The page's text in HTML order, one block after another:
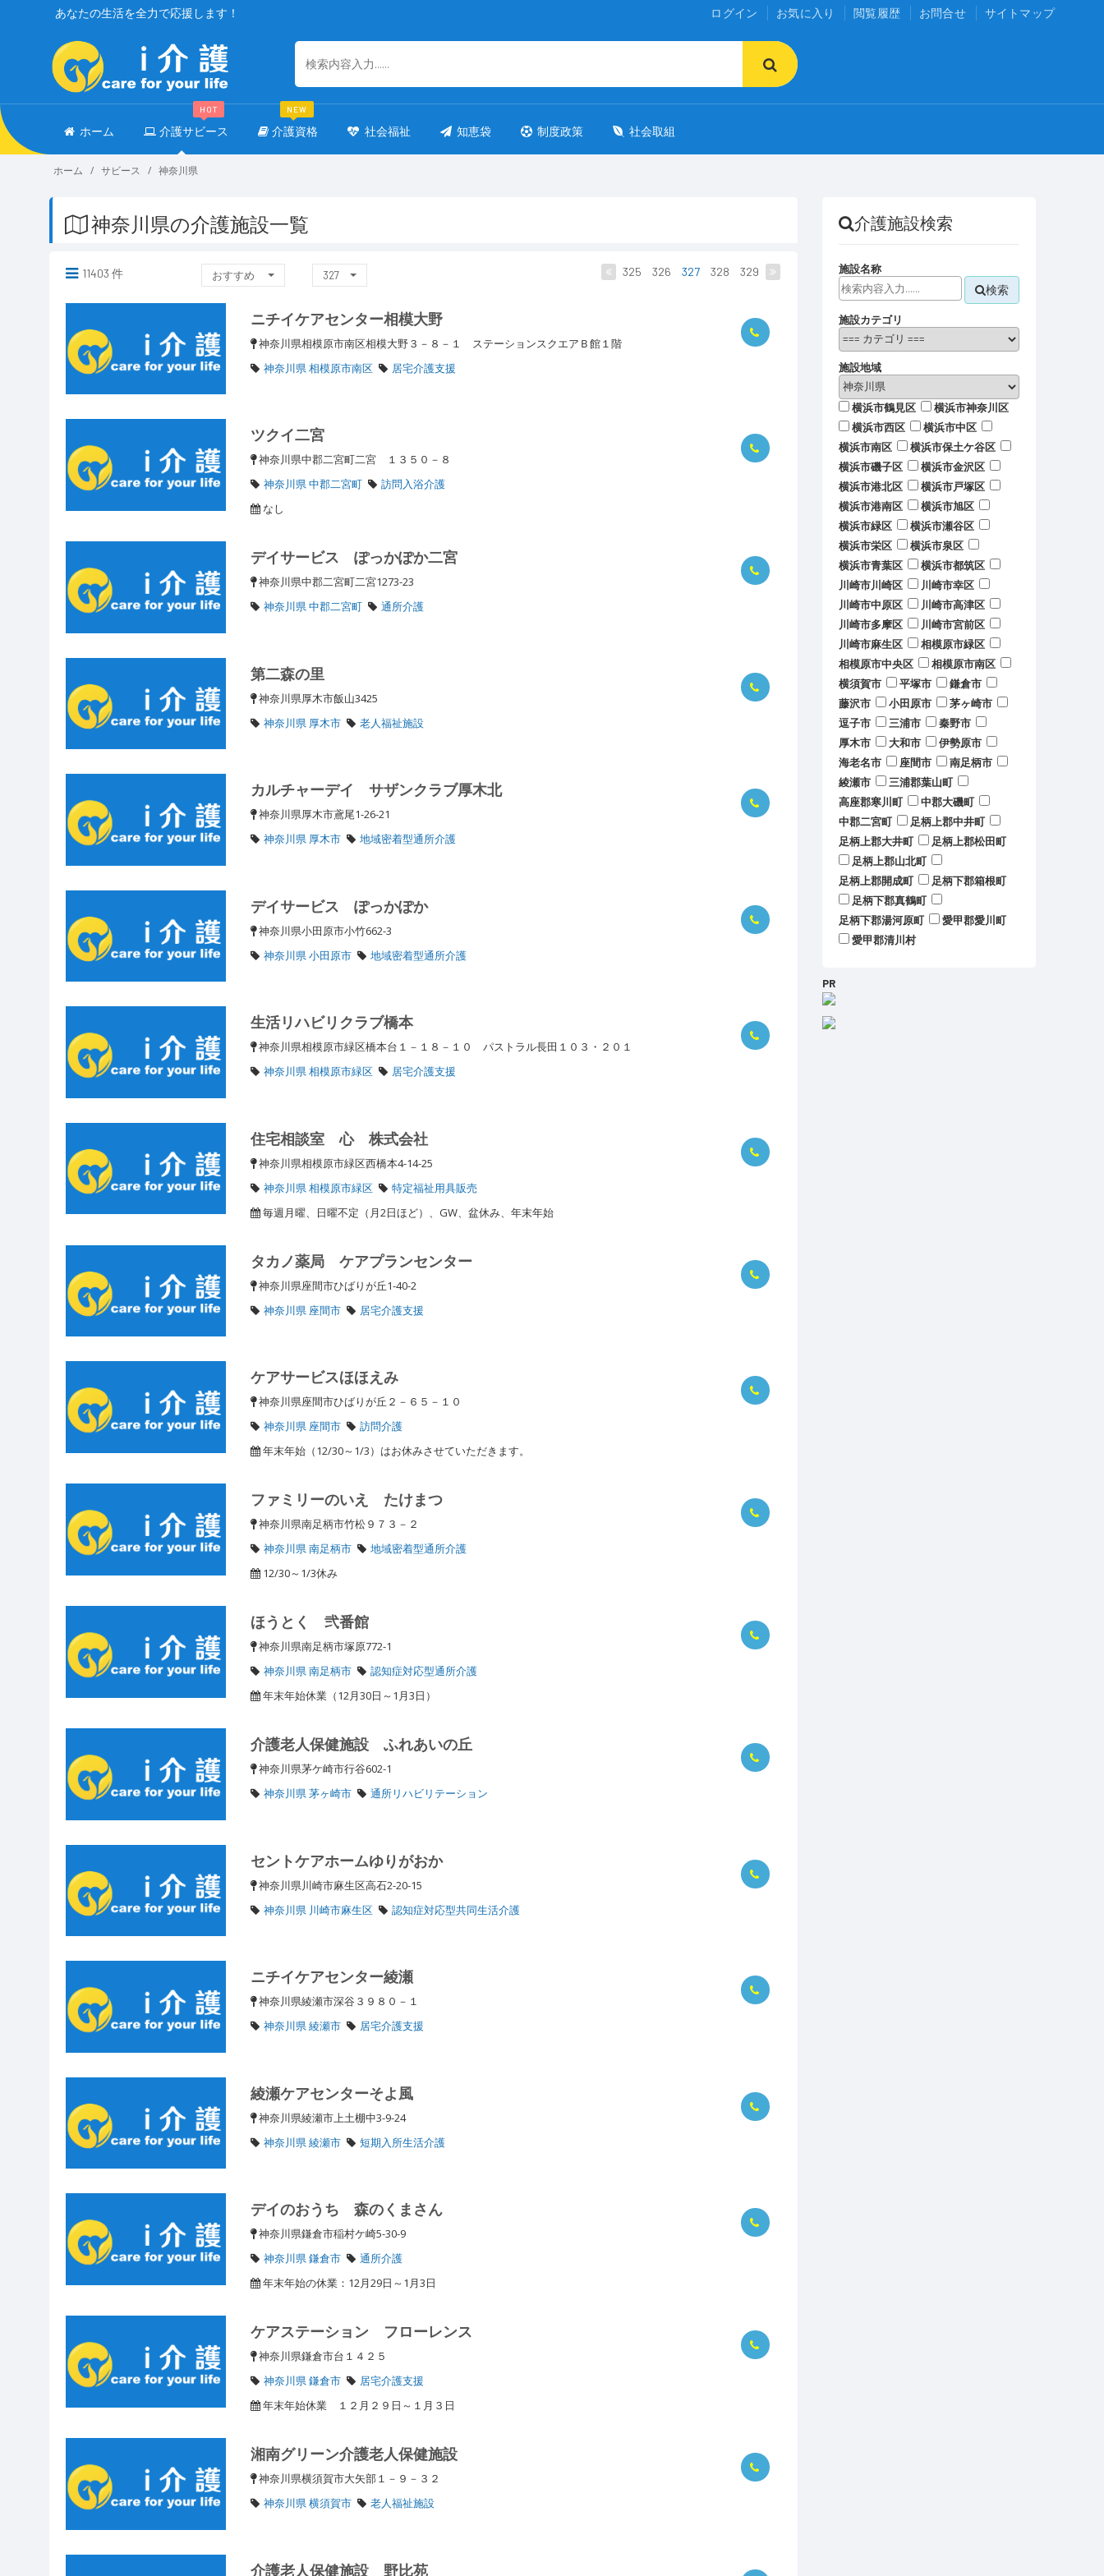
ログイン お気に入り 閲覧履歴 お問合せ サイトマップ
あなたの生活を全力で応援します！
ホーム 介護サビース
HOT
介護資格
NEW
社会福祉 知恵袋 制度政策 社会取組
ホーム サビース 神奈川県
神奈川県の介護施設一覧
11403 件 おすすめ 327 325 326 327 328 329
ニチイケアセンター相模大野
神奈川県相模原市南区相模大野３－８－１ ステーションスクエアＢ館１階
神奈川県 相模原市南区
居宅介護支援
ツクイ二宮
神奈川県中郡二宮町二宮 １３５０－８
神奈川県 中郡二宮町
訪問入浴介護
なし
デイサービス ぽっかぽか二宮
神奈川県中郡二宮町二宮1273-23
神奈川県 中郡二宮町
通所介護
第二森の里
神奈川県厚木市飯山3425
神奈川県 厚木市
老人福祉施設
カルチャーデイ サザンクラブ厚木北
神奈川県厚木市鳶尾1-26-21
神奈川県 厚木市
地域密着型通所介護
デイサービス ぽっかぽか
神奈川県小田原市小竹662-3
神奈川県 小田原市
地域密着型通所介護
生活リハビリクラブ橋本
神奈川県相模原市緑区橋本台１－１８－１０ パストラル長田１０３・２０１
神奈川県 相模原市緑区
居宅介護支援
住宅相談室 心 株式会社
神奈川県相模原市緑区西橋本4-14-25
神奈川県 相模原市緑区
特定福祉用具販売
毎週月曜、日曜不定（月2日ほど）、GW、盆休み、年末年始
タカノ薬局 ケアプランセンター
神奈川県座間市ひばりが丘1-40-2
神奈川県 座間市
居宅介護支援
ケアサービスほほえみ
神奈川県座間市ひばりが丘２－６５－１０
神奈川県 座間市
訪問介護
年末年始（12/30～1/3）はお休みさせていただきます。
ファミリーのいえ たけまつ
神奈川県南足柄市竹松９７３－２
神奈川県 南足柄市
地域密着型通所介護
12/30～1/3休み
ほうとく 弐番館
神奈川県南足柄市塚原772-1
神奈川県 南足柄市
認知症対応型通所介護
年末年始休業（12月30日～1月3日）
介護老人保健施設 ふれあいの丘
神奈川県茅ケ崎市行谷602-1
神奈川県 茅ヶ崎市
通所リハビリテーション
セントケアホームゆりがおか
神奈川県川崎市麻生区高石2-20-15
神奈川県 川崎市麻生区
認知症対応型共同生活介護
ニチイケアセンター綾瀬
神奈川県綾瀬市深谷３９８０－１
神奈川県 綾瀬市
居宅介護支援
綾瀬ケアセンターそよ風
神奈川県綾瀬市上土棚中3-9-24
神奈川県 綾瀬市
短期入所生活介護
デイのおうち 森のくまさん
神奈川県鎌倉市稲村ケ崎5-30-9
神奈川県 鎌倉市
通所介護
年末年始の休業：12月29日～1月3日
ケアステーション フローレンス
神奈川県鎌倉市台１４２５
神奈川県 鎌倉市
居宅介護支援
年末年始休業 １２月２９日～１月３日
湘南グリーン介護老人保健施設
神奈川県横須賀市大矢部１－９－３２
神奈川県 横須賀市
老人福祉施設
介護老人保健施設 野比苑
介護施設検索
施設名称
検索
施設カテゴリ
施設地域
横浜市鶴見区
横浜市神奈川区
横浜市西区
横浜市中区
横浜市南区
横浜市保土ケ谷区
横浜市磯子区
横浜市金沢区
横浜市港北区
横浜市戸塚区
横浜市港南区
横浜市旭区
横浜市緑区
横浜市瀬谷区
横浜市栄区
横浜市泉区
横浜市青葉区
横浜市都筑区
川崎市川崎区
川崎市幸区
川崎市中原区
川崎市高津区
川崎市多摩区
川崎市宮前区
川崎市麻生区
相模原市緑区
相模原市中央区
相模原市南区
横須賀市
平塚市
鎌倉市
藤沢市
小田原市
茅ヶ崎市
逗子市
三浦市
秦野市
厚木市
大和市
伊勢原市
海老名市
座間市
南足柄市
綾瀬市
三浦郡葉山町
高座郡寒川町
中郡大磯町
中郡二宮町
足柄上郡中井町
足柄上郡大井町
足柄上郡松田町
足柄上郡山北町
足柄上郡開成町
足柄下郡箱根町
足柄下郡真鶴町
足柄下郡湯河原町
愛甲郡愛川町
愛甲郡清川村
PR